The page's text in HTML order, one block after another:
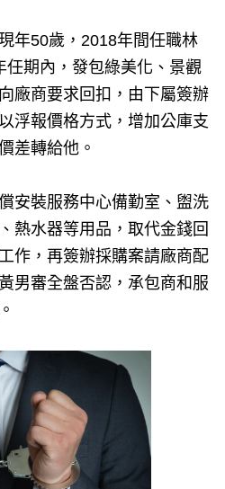
年50歲，2018年間任職林
任期內，發包綠美化、景觀
廠商要求回扣，由下屬簽辦
浮報價格方式，增加公庫支
差轉給他。
安裝服務中心備勤室、盥洗
熱水器等用品，取代金錢回
作，再簽辦採購案請廠商配
男審全盤否認，承包商和服